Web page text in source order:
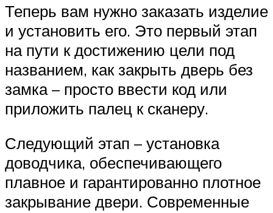
Теперь вам нужно заказать изделие
и установить его. Это первый этап
на пути к достижению цели под
названием, как закрыть дверь без
замка – просто ввести код или
приложить палец к сканеру.
Следующий этап – установка
доводчика, обеспечивающего
плавное и гарантированно плотное
закрывание двери. Современные